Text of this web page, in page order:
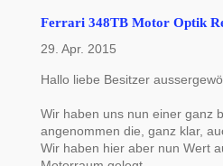
Ferrari 348TB Motor Optik
29. Apr. 2015
Hallo liebe Besitzer
Wir haben uns nun einer ganz
angenommen die, ganz klar,
Wir haben hier aber nun Wert